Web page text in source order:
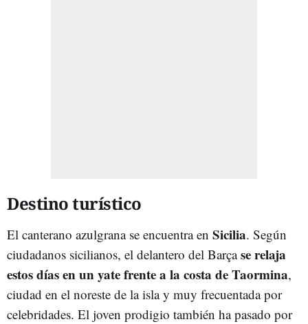
Destino turístico
El canterano azulgrana se encuentra en Sicilia. Según
ciudadanos sicilianos, el delantero del Barçase relaja
estos días en un yate frente a la costa deTaormina,
ciudad en el noreste de la isla y muy frecuentada por
celebridades. El joven prodigio también ha pasado por